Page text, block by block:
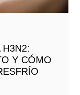
H3N2:
Y CÓMO